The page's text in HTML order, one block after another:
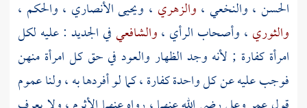
الحسن ، والنخعي ، والزهري ، ويحيى الأنصاري ، والحكم ،
والثوري ، وأصحاب الرأي ،والشافعيفي الجديد : عليه لكل
امرأة كفارة ; لأنه وجد الظهار والعود في حق كل امرأة منهن
فوجب عليه عن كل واحدة كفارة ، كما لو أفردها به ، ولنا عموم